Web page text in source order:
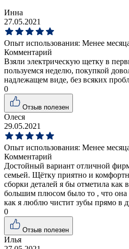
Инна
27.05.2021
Опыт использования: Менее
Комментарий
Взяли электрическую щетку в
пользуемся неделю, покупкой
надлежащем виде, без всяких
0
Отзыв полезен
Олеся
29.05.2021
Опыт использования: Менее
Комментарий
Достойный вариант отличной
семьей. Щётку приятно и
сборки деталей я бы отметила как
большим плюсом было то , что она
как я люблю чистит зубы прямо в
0
Отзыв полезен
Илья